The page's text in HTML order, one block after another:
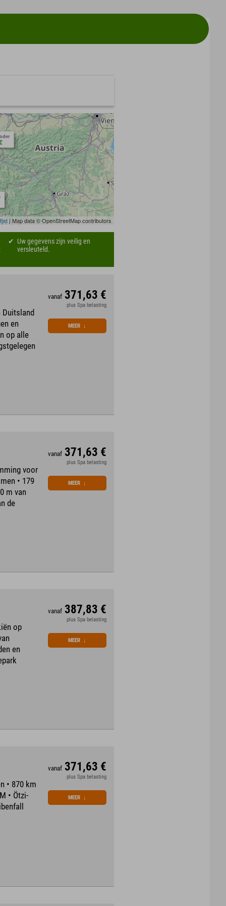
| Map data © OpenStreetMap contributors
Uw gegevens zijn veilig en
versleuteld.
en
op alle
vanaf 371,63 €
plus Spa belasting
MEER ↓
voor
• 179
m van
de
vanaf 371,63 €
plus Spa belasting
MEER ↓
op
en
vanaf 387,83 €
plus Spa belasting
MEER ↓
• 870 km
• Ötzi-
vanaf 371,63 €
plus Spa belasting
MEER ↓